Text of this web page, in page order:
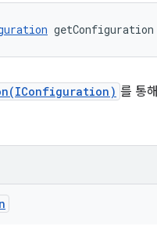
를 통